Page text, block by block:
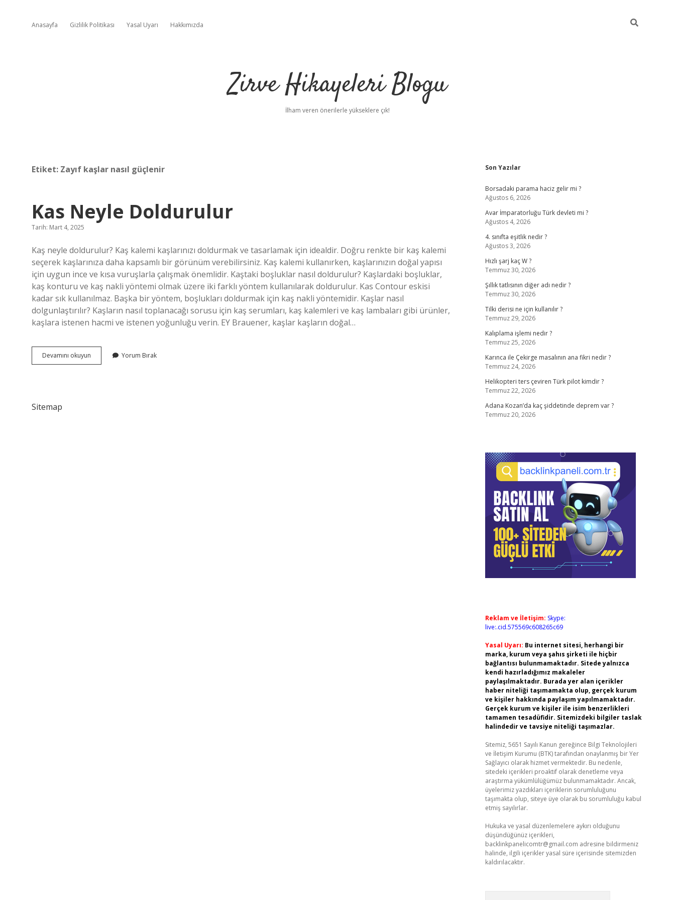
Anasayfa Gizlilik Politikası Yasal Uyarı Hakkımızda
Zirve Hikayeleri Blogu
İlham veren önerilerle yükseklere çık!
Etiket: Zayıf kaşlar nasıl güçlenir
Kas Neyle Doldurulur
Tarih: Mart 4, 2025
Kaş neyle doldurulur? Kaş kalemi kaşlarınızı doldurmak ve tasarlamak için idealdir. Doğru renkte bir kaş kalemi
seçerek kaşlarınıza daha kapsamlı bir görünüm verebilirsiniz. Kaş kalemi kullanırken, kaşlarınızın doğal yapısı
için uygun ince ve kısa vuruşlarla çalışmak önemlidir. Kaştaki boşluklar nasıl doldurulur? Kaşlardaki boşluklar,
kaş konturu ve kaş nakli yöntemi olmak üzere iki farklı yöntem kullanılarak doldurulur. Kas Contour eskisi
kadar sık ​​kullanılmaz. Başka bir yöntem, boşlukları doldurmak için kaş nakli yöntemidir. Kaşlar nasıl
dolgunlaştırılır? Kaşların nasıl toplanacağı sorusu için kaş serumları, kaş kalemleri ve kaş lambaları gibi ürünler,
kaşlara istenen hacmi ve istenen yoğunluğu verin. EY Brauener, kaşlar kaşların doğal…
Devamını okuyun
Neyle
Yorum Bırak
Sitemap
Sidebar
Son Yazılar
Borsadaki parama haciz gelir mi ?
Ağustos 6, 2026
Avar İmparatorluğu Türk devleti mi ?
Ağustos 4, 2026
4. sınıfta eşitlik nedir ?
Ağustos 3, 2026
Hızlı şarj kaç W ?
Temmuz 30, 2026
Şıllık tatlısının diğer adı nedir ?
Temmuz 30, 2026
Tilki derisi ne için kullanılır ?
Temmuz 29, 2026
Kalıplama işlemi nedir ?
Temmuz 25, 2026
Karınca ile Çekirge masalının ana fikri nedir ?
Temmuz 24, 2026
Helikopteri ters çeviren Türk pilot kimdir ?
Temmuz 22, 2026
Adana Kozan’da kaç şiddetinde deprem var ?
Temmuz 20, 2026
Reklam ve İletişim: Skype:
live:.cid.575569c608265c69
Yasal Uyarı: Bu internet sitesi, herhangi bir
marka, kurum veya şahıs şirketi ile hiçbir
bağlantısı bulunmamaktadır. Sitede yalnızca
kendi hazırladığımız makaleler
paylaşılmaktadır. Burada yer alan içerikler
haber niteliği taşımamakta olup, gerçek kurum
ve kişiler hakkında paylaşım yapılmamaktadır.
Gerçek kurum ve kişiler ile isim benzerlikleri
tamamen tesadüfidir. Sitemizdeki bilgiler taslak
halindedir ve tavsiye niteliği taşımazlar.
Sitemiz, 5651 Sayılı Kanun gereğince Bilgi Teknolojileri
ve İletişim Kurumu (BTK) tarafından onaylanmış bir Yer
Sağlayıcı olarak hizmet vermektedir. Bu nedenle,
sitedeki içerikleri proaktif olarak denetleme veya
araştırma yükümlülüğümüz bulunmamaktadır. Ancak,
üyelerimiz yazdıkları içeriklerin sorumluluğunu
taşımakta olup, siteye üye olarak bu sorumluluğu kabul
etmiş sayılırlar.
Hukuka ve yasal düzenlemelere aykırı olduğunu
düşündüğünüz içerikleri,
backlinkpanelicomtr@gmail.com adresine bildirmeniz
halinde, ilgili içerikler yasal süre içerisinde sitemizden
kaldırılacaktır.